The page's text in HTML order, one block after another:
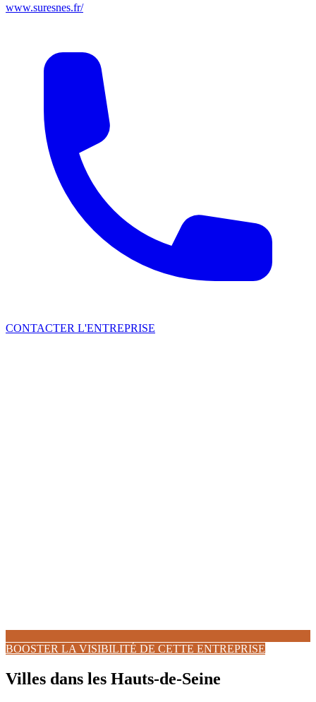
www.suresnes.fr/
CONTACTER L'ENTREPRISE
BOOSTER LA VISIBILITÉ DE CETTE ENTREPRISE
Villes dans les Hauts-de-Seine